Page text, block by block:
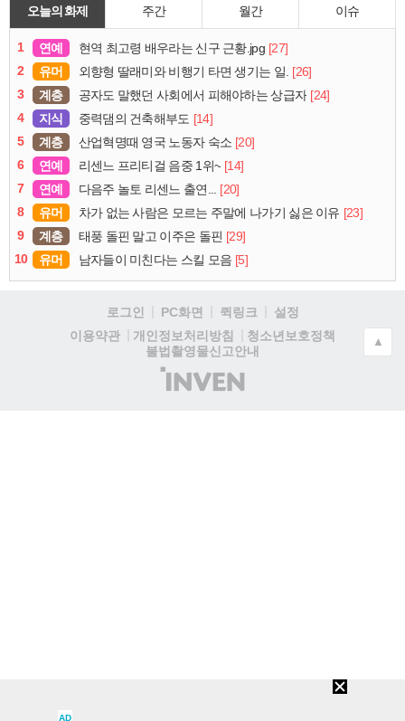
오늘의 화제 주간 월간 이슈
1 연예 현역 최고령 배우라는 신구 근황.jpg [27]
2
유머 외향형 딸래미와 비행기 타면 생기는 일. [26]
3
계층 공자도 말했던 사회에서 피해야하는 상급자 [24]
4
지식 중력댐의 건축해부도 [14]
5
계층 산업혁명때 영국 노동자 숙소 [20]
6
연예 리센느 프리티걸 음중 1위~ [14]
7
연예 다음주 놀토 리센느 출연... [20]
8
유머 차가 없는 사람은 모르는 주말에 나가기 싫은 이유 [23]
9
계층 태풍 돌핀 말고 이주은 돌핀 [29]
10
유머 남자들이 미친다는 스킬 모음 [5]
로그인 PC화면 퀵링크
설정
이용약관
개인정보처리방침
청소년보호정책
불법촬영물신고안내
(주)
인
▲
AD